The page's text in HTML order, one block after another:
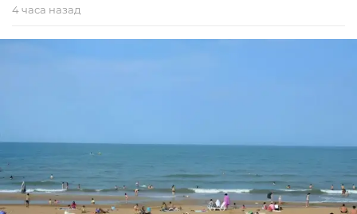
4 часа назад